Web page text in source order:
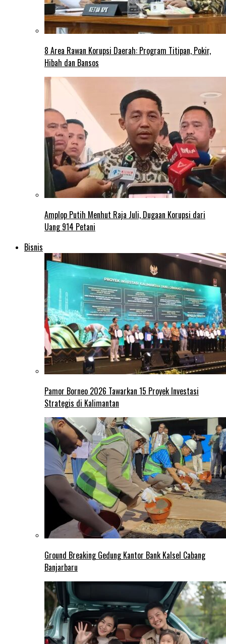
8 Area Rawan Korupsi Daerah: Program Titipan, Pokir,
Hibah dan Bansos
Amplop Putih Menhut Raja Juli, Dugaan Korupsi dari
Uang 914 Petani
Bisnis
Pamor Borneo 2026 Tawarkan 15 Proyek Investasi
Strategis di Kalimantan
Ground Breaking Gedung Kantor Bank Kalsel Cabang
Banjarbaru